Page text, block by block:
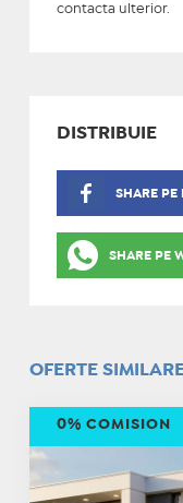
contacta ulterior.
DISTRIBUIE
SHARE PE
SHARE PE
OFERTE
0% COMISION